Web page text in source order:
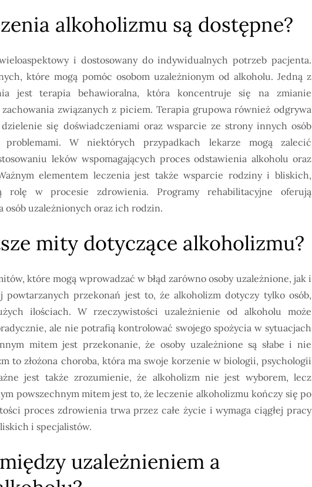
alkoholizmu są dostępne?
i dostosowany do indywidualnych potrzeb pacjenta.
które mogą pomóc osobom uzależnionym od alkoholu. Jedną z
jest terapia behawioralna, która koncentruje się na zmianie
związanych z piciem. Terapia grupowa również odgrywa
się doświadczeniami oraz wsparcie ze strony innych osób
W niektórych przypadkach lekarze mogą zalecić
leków wspomagających proces odstawienia alkoholu oraz
elementem leczenia jest także wsparcie rodziny i bliskich,
rolę w procesie zdrowienia. Programy rehabilitacyjne oferują
osób uzależnionych oraz ich rodzin.
mity dotyczące alkoholizmu?
które mogą wprowadzać w błąd zarówno osoby uzależnione, jak i
powtarzanych przekonań jest to, że alkoholizm dotyczy tylko osób,
ilościach. W rzeczywistości uzależnienie od alkoholu może
ale nie potrafią kontrolować swojego spożycia w sytuacjach
mitem jest przekonanie, że osoby uzależnione są słabe i nie
to złożona choroba, która ma swoje korzenie w biologii, psychologii
jest także zrozumienie, że alkoholizm nie jest wyborem, lecz
powszechnym mitem jest to, że leczenie alkoholizmu kończy się po
proces zdrowienia trwa przez całe życie i wymaga ciągłej pracy
i specjalistów.
uzależnieniem a